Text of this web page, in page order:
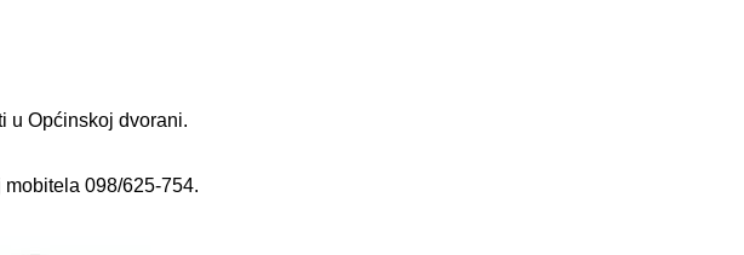
u Općinskoj dvorani.
098/625-754.